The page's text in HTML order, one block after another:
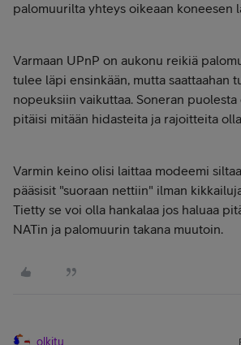
palomuurilta yhteys oikeaan koneesen
Varmaan UPnP on aukonu reikiä
tulee läpi ensinkään, mutta saattaahan
nopeuksiin vaikuttaa. Soneran
pitäisi mitään hidasteita ja rajoitteita
Varmin keino olisi laittaa modeemi
pääsisit "suoraan nettiin" ilman
Tietty se voi olla hankalaa jos haluaa
NATin ja palomuurin takana muutoin.
olkitu